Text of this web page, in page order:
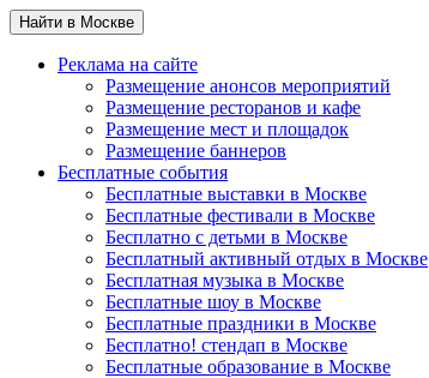
Найти в Москве
Реклама на сайте
Размещение анонсов мероприятий
Размещение ресторанов и кафе
Размещение мест и площадок
Размещение баннеров
Бесплатные события
Бесплатные выставки в Москве
Бесплатные фестивали в Москве
Бесплатно с детьми в Москве
Бесплатный активный отдых в Москве
Бесплатная музыка в Москве
Бесплатные шоу в Москве
Бесплатные праздники в Москве
Бесплатно! стендап в Москве
Бесплатные образование в Москве